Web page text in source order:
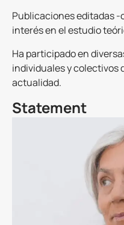
Publicaciones editadas
interés en el estudio
Ha participado en
individuales y colectivos
actualidad.
Statement